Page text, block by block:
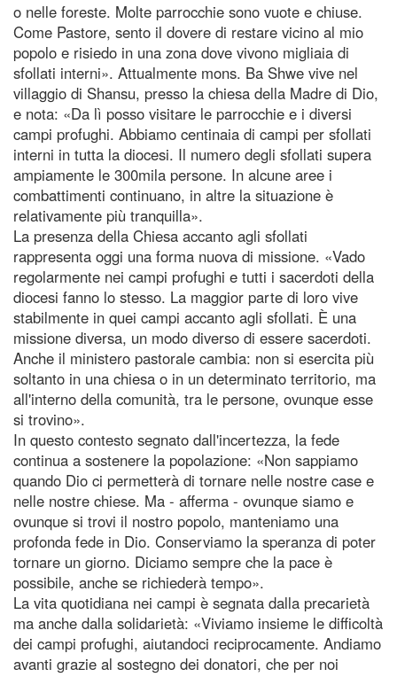
o nelle foreste. Molte parrocchie sono vuote e chiuse.
Come Pastore, sento il dovere di restare vicino al mio
popolo e risiedo in una zona dove vivono migliaia di
sfollati interni». Attualmente mons. Ba Shwe vive nel
villaggio di Shansu, presso la chiesa della Madre di Dio,
e nota: «Da lì posso visitare le parrocchie e i diversi
campi profughi. Abbiamo centinaia di campi per sfollati
interni in tutta la diocesi. Il numero degli sfollati supera
ampiamente le 300mila persone. In alcune aree i
combattimenti continuano, in altre la situazione è
relativamente più tranquilla».
La presenza della Chiesa accanto agli sfollati
rappresenta oggi una forma nuova di missione. «Vado
regolarmente nei campi profughi e tutti i sacerdoti della
diocesi fanno lo stesso. La maggior parte di loro vive
stabilmente in quei campi accanto agli sfollati. È una
missione diversa, un modo diverso di essere sacerdoti.
Anche il ministero pastorale cambia: non si esercita più
soltanto in una chiesa o in un determinato territorio, ma
all'interno della comunità, tra le persone, ovunque esse
si trovino».
In questo contesto segnato dall'incertezza, la fede
continua a sostenere la popolazione: «Non sappiamo
quando Dio ci permetterà di tornare nelle nostre case e
nelle nostre chiese. Ma - afferma - ovunque siamo e
ovunque si trovi il nostro popolo, manteniamo una
profonda fede in Dio. Conserviamo la speranza di poter
tornare un giorno. Diciamo sempre che la pace è
possibile, anche se richiederà tempo».
La vita quotidiana nei campi è segnata dalla precarietà
ma anche dalla solidarietà: «Viviamo insieme le difficoltà
dei campi profughi, aiutandoci reciprocamente. Andiamo
avanti grazie al sostegno dei donatori, che per noi